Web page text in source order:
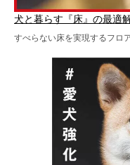
犬と暮らす『床』の最適
すべらない床を実現するフロ